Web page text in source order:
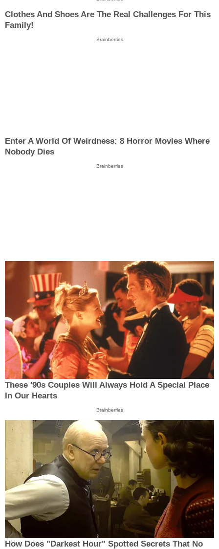
Clothes And Shoes Are The Real Challenges For This
Family!
Brainberries
Enter A World Of Weirdness: 8 Horror Movies Where
Nobody Dies
Brainberries
These '90s Couples Will Always Hold A Special Place
In Our Hearts
Brainberries
How Does "Darkest Hour" Spotted Secrets That No